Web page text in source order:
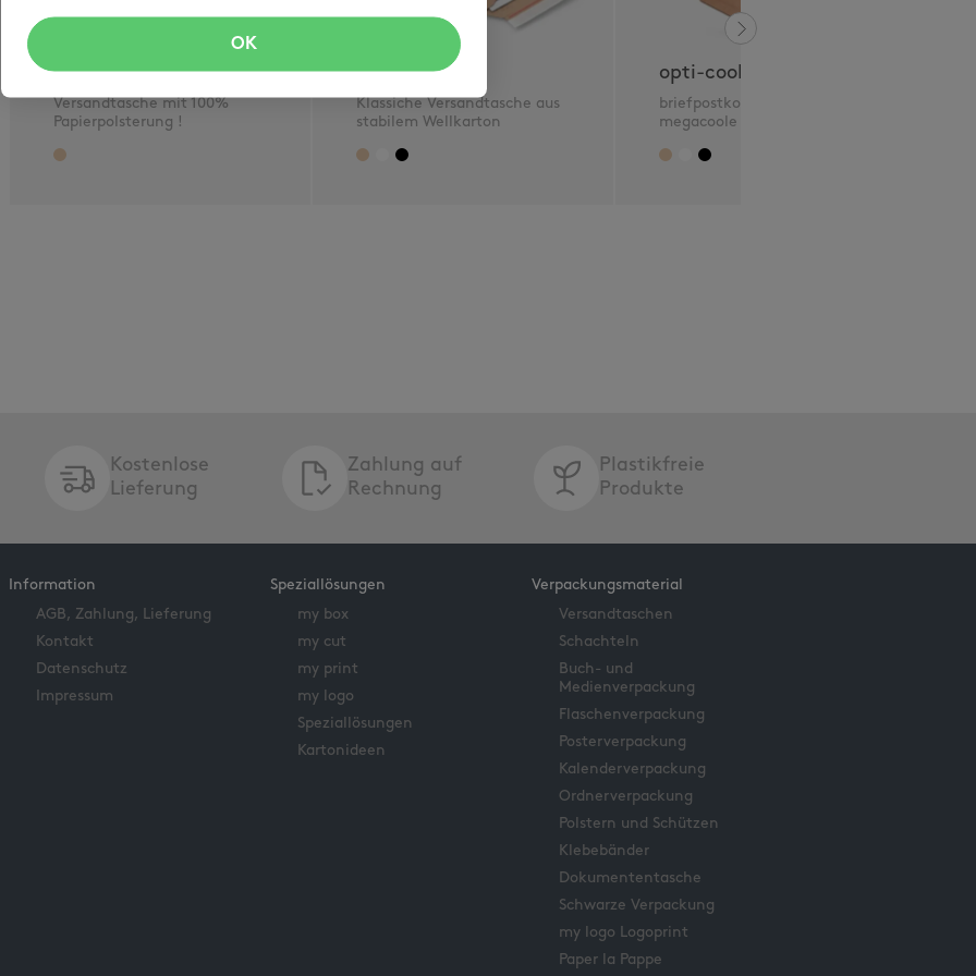
opti-paperpad
Versandtasche mit 100%
Papierpolsterung !
opti-well
Klassiche Versandtasche aus
stabilem Wellkarton
opti-coolbox
briefpostkonforme und
megacoole Versandbox
Kostenlose
Lieferung
Zahlung auf
Rechnung
Plastikfreie
Produkte
Information
AGB, Zahlung, Lieferung
Kontakt
Datenschutz
Impressum
Speziallösungen
my box
my cut
my print
my logo
Speziallösungen
Kartonideen
Verpackungsmaterial
Versandtaschen
Schachteln
Buch- und
Medienverpackung
Flaschenverpackung
Posterverpackung
Kalenderverpackung
Ordnerverpackung
Polstern und Schützen
Klebebänder
Dokumententasche
Schwarze Verpackung
my logo Logoprint
Paper la Pappe
OK